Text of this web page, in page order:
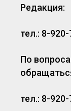
Редакция:
тел.: 8-
По
тел.: 8-